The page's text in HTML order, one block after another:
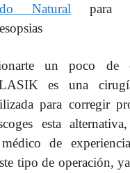
Natural para
un poco de
es una
para corregir
esta
de
tipo de operación,